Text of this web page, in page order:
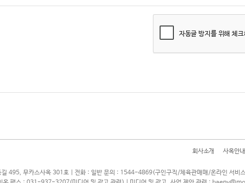
자동글 방지를 위해 체
회사소개 사옥안내
495, 무카스사옥 301호 | 전화 : 일반 문의 : 1544-4869(구인구직/체육관매매/온라인 서